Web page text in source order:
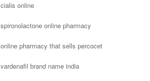
cialis online
spironolactone online pharmacy
online pharmacy that sells percocet
vardenafil brand name india